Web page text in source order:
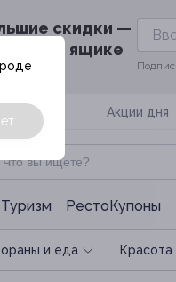
скидки —
ящике
Акции дня
Туризм РестоКупоны
и еда Красота